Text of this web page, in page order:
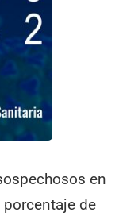
en
de